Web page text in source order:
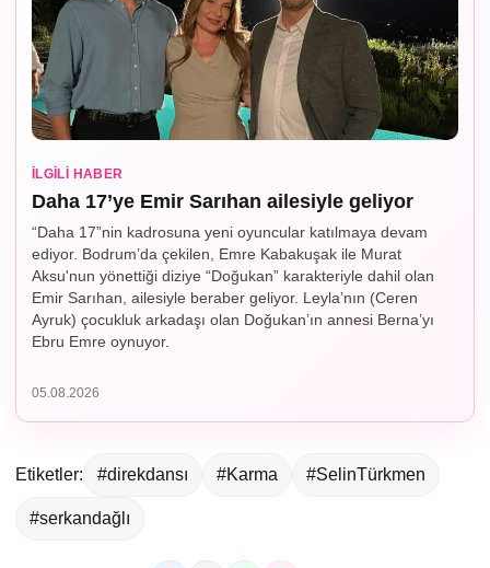
İLGILI HABER
Daha 17’ye Emir Sarıhan ailesiyle geliyor
“Daha 17”nin kadrosuna yeni oyuncular katılmaya devam
ediyor. Bodrum’da çekilen, Emre Kabakuşak ile Murat
Aksu'nun yönettiği diziye “Doğukan” karakteriyle dahil olan
Emir Sarıhan, ailesiyle beraber geliyor. Leyla’nın (Ceren
Ayruk) çocukluk arkadaşı olan Doğukan’ın annesi Berna’yı
Ebru Emre oynuyor.
05.08.2026
Etiketler: #direkdansı #Karma #SelinTürkmen
#serkandağlı